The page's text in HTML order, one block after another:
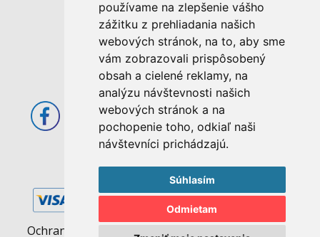
používame na zlepšenie vášho
zážitku z prehliadania našich
webových stránok, na to, aby sme
vám zobrazovali prispôsobený
obsah a cielené reklamy, na
analýzu návštevnosti našich
webových stránok a na
pochopenie toho, odkiaľ naši
návštevníci prichádzajú.
Súhlasím
Odmietam
E-mail: info@abcom.sk
Tel: +421 38 53 62 611
Otváracie hodiny:
Po - Pia: 08:00 - 17:00
Ochrana osobných údajov | Pravidlá cookies